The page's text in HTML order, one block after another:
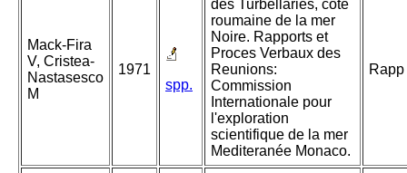
Mack-Fira
V, Cristea-
Nastasesco
M
1971
spp.
des Turbellariés, côte
roumaine de la mer
Noire. Rapports et
Proces Verbaux des
Reunions:
Commission
Internationale pour
l'exploration
scientifique de la mer
Mediteranée Monaco.